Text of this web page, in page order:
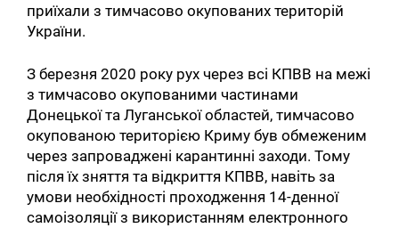
приїхали з тимчасово окупованих територій
України.
З березня 2020 року рух через всі КПВВ на межі
з тимчасово окупованими частинами
Донецької та Луганської областей, тимчасово
окупованою територією Криму був обмеженим
через запроваджені карантинні заходи. Тому
після їх зняття та відкриття КПВВ, навіть за
умови необхідності проходження 14-денної
самоізоляції з використанням електронного